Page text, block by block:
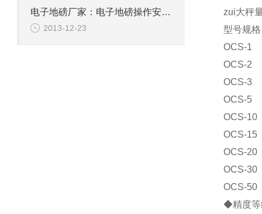
电子地磅厂家：电子地磅操作安全性
2013-12-23
zui大秤
型号规
OCS-1
OCS-2
OCS-3
OCS-5
OCS-10
OCS-15
OCS-20
OCS-30
OCS-50
◆精度等